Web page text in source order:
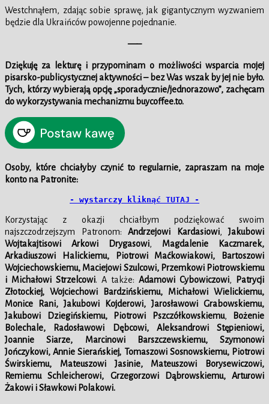
Westchnąłem, zdając sobie sprawę, jak gigantycznym wyzwaniem
będzie dla Ukraińców powojenne pojednanie.
—–
Dziękuję za lekturę i przypominam o możliwości wsparcia mojej
pisarsko-publicystycznej aktywności – bez Was wszak by jej nie było.
Tych, którzy wybierają opcję „sporadycznie/jednorazowo”, zachęcam
do wykorzystywania mechanizmu buycoffee.to.
Osoby, które chciałyby czynić to regularnie, zapraszam na moje
konto na Patronite:
- wystarczy kliknąć TUTAJ -
Korzystając z okazji chciałbym podziękować swoim
najszczodrzejszym Patronom: Andrzejowi Kardasiowi,Jakubowi
Wojtakajtisowi Arkowi Drygasowi, Magdalenie Kaczmarek,
Arkadiuszowi Halickiemu, Piotrowi Maćkowiakowi, Bartoszowi
Wojciechowskiemu, Maciejowi Szulcowi, Przemkowi Piotrowskiemu
i Michałowi Strzelcowi. A także: Adamowi Cybowiczowi,
Patrycji
Złotockiej, Wojciechowi Bardzińskiemu, Michałowi Wielickiemu,
Monice Rani, Jakubowi Kojderowi, Jarosławowi Grabowskiemu,
Jakubowi Dziegińskiemu, Piotrowi Pszczółkowskiemu,
Bożenie
Bolechale,
Radosławowi Dębcowi, Aleksandrowi Stępieniowi,
Joannie Siarze,
Marcinowi Barszczewskiemu,
Szymonowi
Jończykowi, Annie Sierańskiej, Tomaszowi Sosnowskiemu, Piotrowi
Świrskiemu, Mateuszowi Jasinie,
Mateuszowi Borysewiczowi,
Remiemu Schleicherowi, Grzegorzowi Dąbrowskiemu, Arturowi
Żakowi iSławkowi Polakowi.